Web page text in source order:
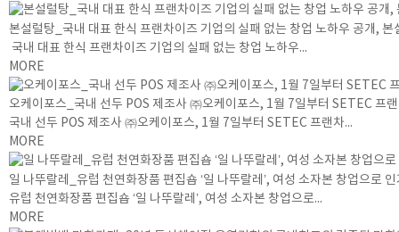
본설럴탕_국내 대표 한식 프랜차이즈 기업의 실패 없는 창업 노하우 공개,
국내 대표 한식 프랜차이즈 기업의 실패 없는 창업 노하우...
MORE
오케이포스_국내 선두 POS 제조사 ㈜오케이포스, 1월 7일부터 SETEC 프
국내 선두 POS 제조사 ㈜오케이포스, 1월 7일부터 SETEC 프랜차...
MORE
일 나뚜랄레_유럽 천연화장품 편집숍 ‘일 나뚜랄레’, 여성 소자본 창업으로
유럽 천연화장품 편집숍 ‘일 나뚜랄레’, 여성 소자본 창업으로...
MORE